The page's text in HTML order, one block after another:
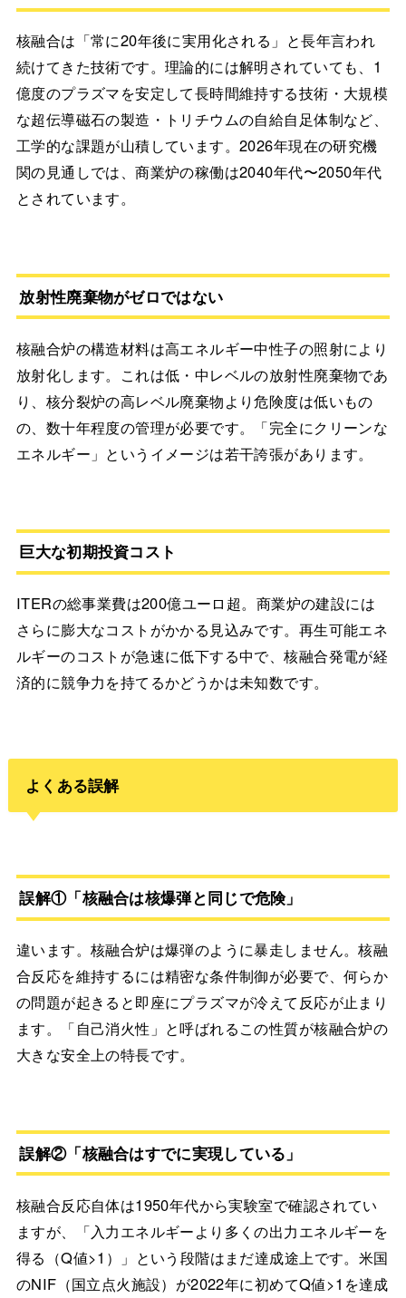
核融合は「常に20年後に実用化される」と長年言われ
続けてきた技術です。理論的には解明されていても、1
億度のプラズマを安定して長時間維持する技術・大規模
な超伝導磁石の製造・トリチウムの自給自足体制など、
工学的な課題が山積しています。2026年現在の研究機
関の見通しでは、商業炉の稼働は2040年代〜2050年代
とされています。
放射性廃棄物がゼロではない
核融合炉の構造材料は高エネルギー中性子の照射により
放射化します。これは低・中レベルの放射性廃棄物であ
り、核分裂炉の高レベル廃棄物より危険度は低いもの
の、数十年程度の管理が必要です。「完全にクリーンな
エネルギー」というイメージは若干誇張があります。
巨大な初期投資コスト
ITERの総事業費は200億ユーロ超。商業炉の建設には
さらに膨大なコストがかかる見込みです。再生可能エネ
ルギーのコストが急速に低下する中で、核融合発電が経
済的に競争力を持てるかどうかは未知数です。
よくある誤解
誤解①「核融合は核爆弾と同じで危険」
違います。核融合炉は爆弾のように暴走しません。核融
合反応を維持するには精密な条件制御が必要で、何らか
の問題が起きると即座にプラズマが冷えて反応が止まり
ます。「自己消火性」と呼ばれるこの性質が核融合炉の
大きな安全上の特長です。
誤解②「核融合はすでに実現している」
核融合反応自体は1950年代から実験室で確認されてい
ますが、「入力エネルギーより多くの出力エネルギーを
得る（Q値>1）」という段階はまだ達成途上です。米国
のNIF（国立点火施設）が2022年に初めてQ値>1を達成